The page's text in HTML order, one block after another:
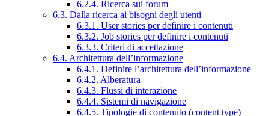
6.2.4. Ricerca sui forum
6.3. Dalla ricerca ai bisogni degli utenti
6.3.1. User stories per definire i contenuti
6.3.2. Job stories per definire i contenuti
6.3.3. Criteri di accettazione
6.4. Architettura dell’informazione
6.4.1. Definire l’architettura dell’informazione
6.4.2. Alberatura
6.4.3. Flussi di interazione
6.4.4. Sistemi di navigazione
6.4.5. Tipologie di contenuto (content type)